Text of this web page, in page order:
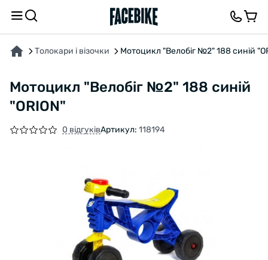
Толокари і візочки Мотоцикл "Велобіг №2" 188 синій
Мотоцикл "Велобіг №2" 188 синій
"ORION"
0 відгуківАртикул: 118194
ПРО ТОВАР ХАРАКТЕРИСТИКИВІДГУКИ ТА ЗАПИТАННЯ